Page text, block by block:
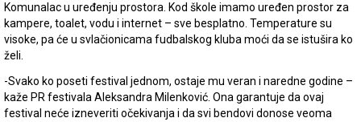
Komunalac u uređenju prostora. Kod škole imamo uređen prostor za
kampere, toalet, vodu i internet – sve besplatno. Temperature su
visoke, pa će u svlačionicama fudbalskog kluba moći da se istušira ko
želi.
-Svako ko poseti festival jednom, ostaje mu veran i naredne godine –
kaže PR festivala Aleksandra Milenković. Ona garantuje da ovaj
festival neće izneveriti očekivanja i da svi bendovi donose veoma